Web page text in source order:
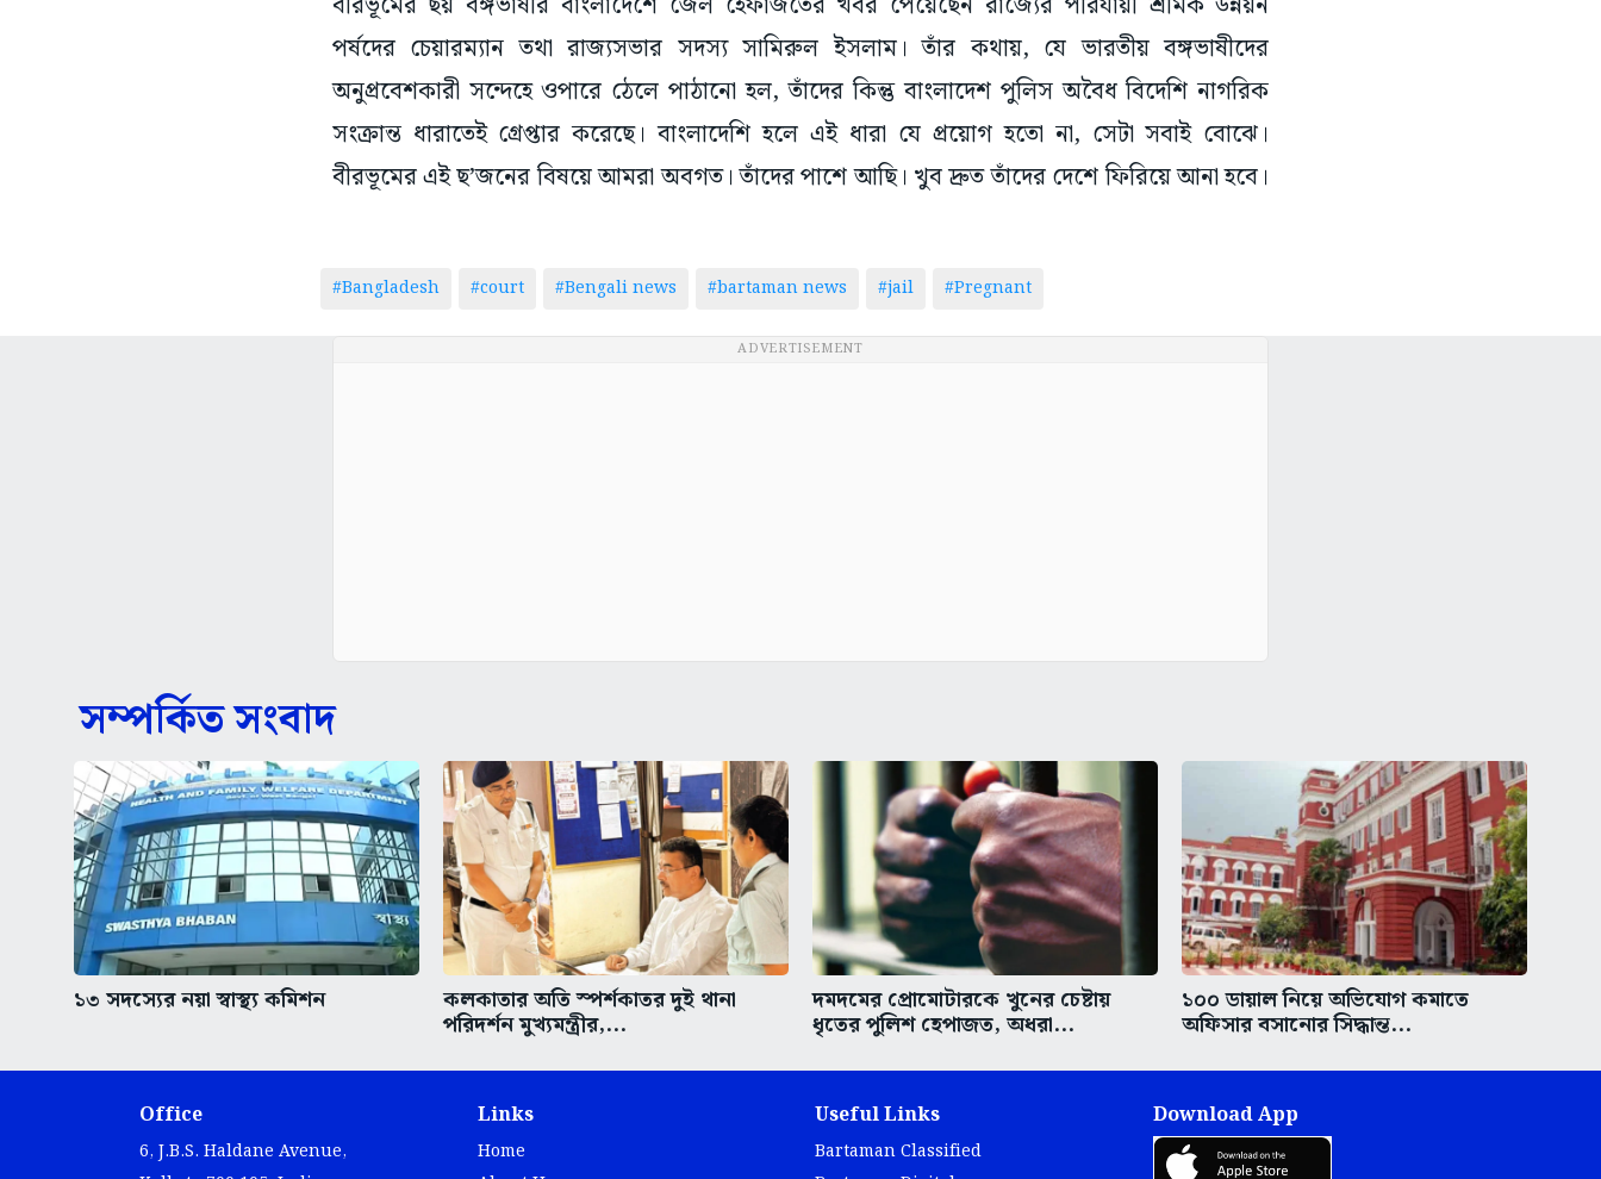
পর্ষদের চেয়ারম্যান তথা রাজ্যসভার সদস্য সামিরুল ইসলাম। তাঁর কথায়, যে ভারতীয় বঙ্গভাষীদের
অনুপ্রবেশকারী সন্দেহে ওপারে ঠেলে পাঠানো হল, তাঁদের কিন্তু বাংলাদেশ পুলিস অবৈধ বিদেশি নাগরিক
সংক্রান্ত ধারাতেই গ্রেপ্তার করেছে। বাংলাদেশি হলে এই ধারা যে প্রয়োগ হতো না, সেটা সবাই বোঝে।
বীরভূমের এই ছ’জনের বিষয়ে আমরা অবগত। তাঁদের পাশে আছি। খুব দ্রুত তাঁদের দেশে ফিরিয়ে আনা হবে।
#Bangladesh #court #Bengali news #bartaman news #jail #Pregnant
ADVERTISEMENT
সম্পর্কিত সংবাদ
১৩ সদস্যের নয়া স্বাস্থ্য কমিশন কলকাতার অতি স্পর্শকাতর দুই থানা
পরিদর্শন মুখ্যমন্ত্রীর,...
দমদমের প্রোমোটারকে খুনের চেষ্টায়
ধৃতের পুলিশ হেপাজত, অধরা...
১০০ ডায়াল নিয়ে অভিযোগ কমাতে
অফিসার বসানোর সিদ্ধান্ত...
Office
6, J.B.S. Haldane Avenue,
Links
Home
Useful Links
Bartaman Classified
Download App